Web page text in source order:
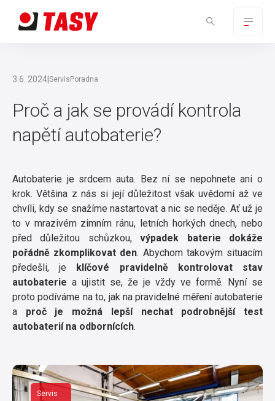
3.6. 2024 Servis Poradna
Proč a jak se provádí kontrola
napětí autobaterie?
Autobaterie je srdcem auta. Bez ní se nepohnete ani o
krok. Většina z nás si její důležitost však uvědomí až ve
chvíli, kdy se snažíme nastartovat a nic se neděje. Ať už je
to v mrazivém zimním ránu, letních horkých dnech, nebo
před důležitou schůzkou,výpadek baterie dokáže
pořádně zkomplikovat den. Abychom takovým situacím
předešli, je klíčové pravidelně kontrolovat stav
autobaterie a ujistit se, že je vždy ve formě. Nyní se
proto podíváme na to, jak na pravidelné měření autobaterie
a proč je možná lepší nechat podrobnější test
autobaterií na odbornících.
Servis